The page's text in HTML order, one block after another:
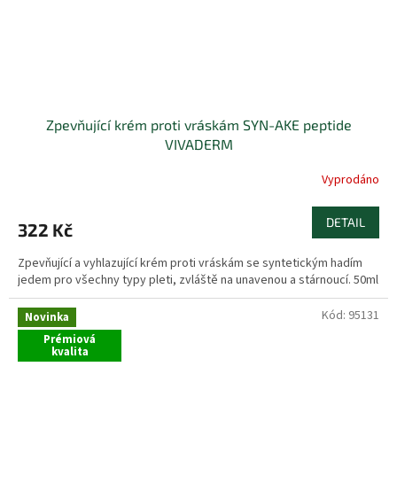
Zpevňující krém proti vráskám SYN-AKE peptide
VIVADERM
Vyprodáno
322 Kč DETAIL
Zpevňující a vyhlazující krém proti vráskám se syntetickým hadím
jedem pro všechny typy pleti, zvláště na unavenou a stárnoucí. 50ml
Novinka
Prémiová
kvalita
Kód: 95131